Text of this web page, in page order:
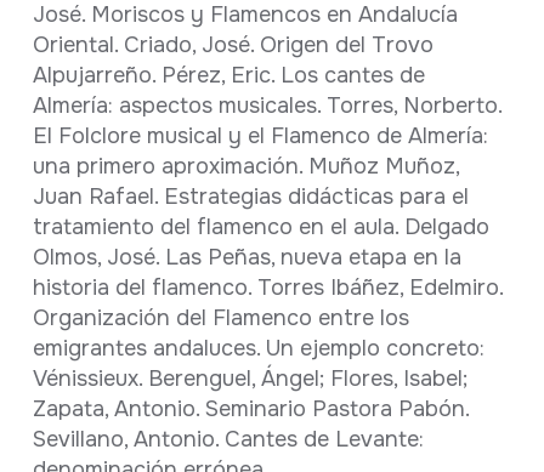
José. Moriscos y Flamencos en Andalucía
Oriental. Criado, José. Origen del Trovo
Alpujarreño. Pérez, Eric. Los cantes de
Almería: aspectos musicales. Torres, Norberto.
El Folclore musical y el Flamenco de Almería:
una primero aproximación. Muñoz Muñoz,
Juan Rafael. Estrategias didácticas para el
tratamiento del flamenco en el aula. Delgado
Olmos, José. Las Peñas, nueva etapa en la
historia del flamenco. Torres Ibáñez, Edelmiro.
Organización del Flamenco entre los
emigrantes andaluces. Un ejemplo concreto:
Vénissieux. Berenguel, Ángel; Flores, Isabel;
Zapata, Antonio. Seminario Pastora Pabón.
Sevillano, Antonio. Cantes de Levante: